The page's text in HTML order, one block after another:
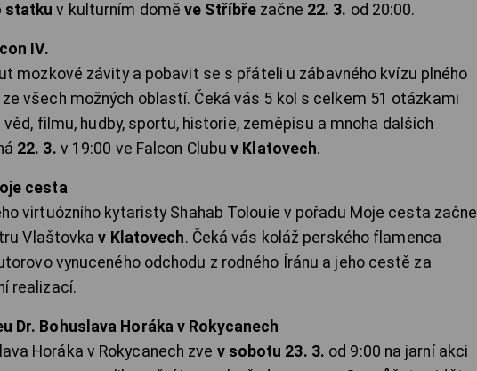
statku v kulturním doměve Stříbře začne 22. 3. od 20:00.
IV.
mozkové závity a pobavit se s přáteli u zábavného kvízu plného
všech možných oblastí. Čeká vás 5 kol s celkem 51 otázkami
filmu, hudby, sportu, historie, zeměpisu a mnoha dalších
22. 3. v 19:00 ve Falcon Clubuv Klatovech.
cesta
virtuózního kytaristy Shahab Tolouie v pořadu Moje cesta začne
Vlaštovkav Klatovech. Čeká vás koláž perského flamenca
vynuceného odchodu z rodného Íránu a jeho cestě za
realizací.
Dr. Bohuslava Horáka v Rokycanech
Horáka v Rokycanech zve v sobotu 23. 3. od 9:00 na jarní akci